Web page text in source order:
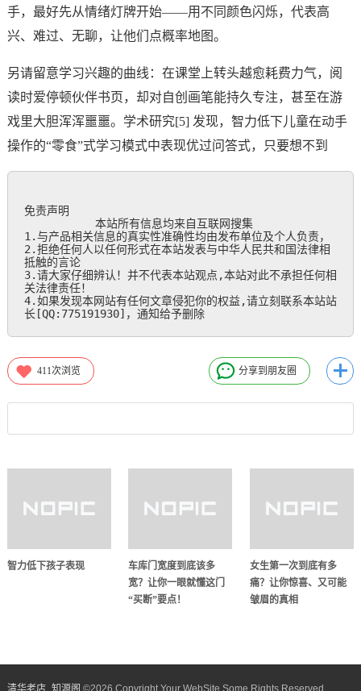
手，最好先从情绪灯牌开始——用不同颜色闪烁，代表高
兴、难过、无聊，让他们点概率地图。
另请留意学习兴趣的曲线：在课堂上转头越愈耗费力气，阅
读时爱停顿伙伴书页，却对自创画笔能持久专注，甚至在游
戏里大胆浑浑噩噩。学术研究[5] 发现，智力低下儿童在动手
操作的“零食”式学习模式中表现优过问答式，只要想不到
免责声明
本站所有信息均来自互联网搜集
1.与产品相关信息的真实性准确性均由发布单位及个人负责，
2.拒绝任何人以任何形式在本站发表与中华人民共和国法律相
抵触的言论
3.请大家仔细辨认！并不代表本站观点,本站对此不承担任何相
关法律责任！
4.如果发现本网站有任何文章侵犯你的权益,请立刻联系本站站
长[QQ:775191930]，通知给予删除
411次浏览 分享到朋友圈
智力低下孩子表现
车库门宽度到底该多
宽？让你一眼就懂这门
“买断”要点！
女生第一次到底有多
痛？让你惊喜、又可能
皱眉的真相
清华老店_知源阁​ ©2026 Copyright Your WebSite.Some Rights Reserved.